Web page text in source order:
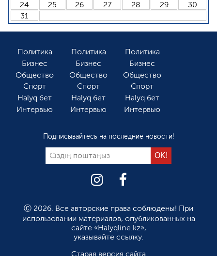
24
25 26 27 28 29
30
31
Политика
Бизнес
Общество
Спорт
Halyq бет
Интервью
Политика
Бизнес
Общество
Спорт
Halyq бет
Интервью
Политика
Бизнес
Общество
Спорт
Halyq бет
Интервью
Подписывайтесь на последние новости!
Ⓒ 2026. Все авторские права соблюдены! При
использовании материалов, опубликованных на
сайте «Halyqline.kz»,
указывайте ссылку.
Старая версия сайта